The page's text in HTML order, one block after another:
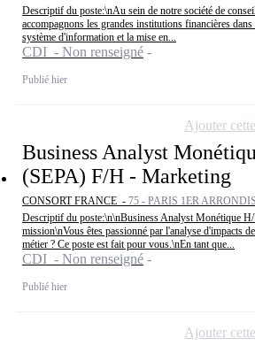
Descriptif du poste:\nAu sein de notre société de
accompagnons les grandes institutions financières
système d'information et la mise en...
CDI - Non renseigné
Publié hier
Business Analyst
(SEPA) F/H - Marketing
CONSORT FRANCE - 75 - PARIS 1ER
Descriptif du poste:\n\nBusiness Analyst Monétique
mission\nVous êtes passionné par l'analyse d'impacts
métier ? Ce poste est fait pour vous.\nEn tant que...
CDI - Non renseigné
Publié hier
Ajouter
Ajouter